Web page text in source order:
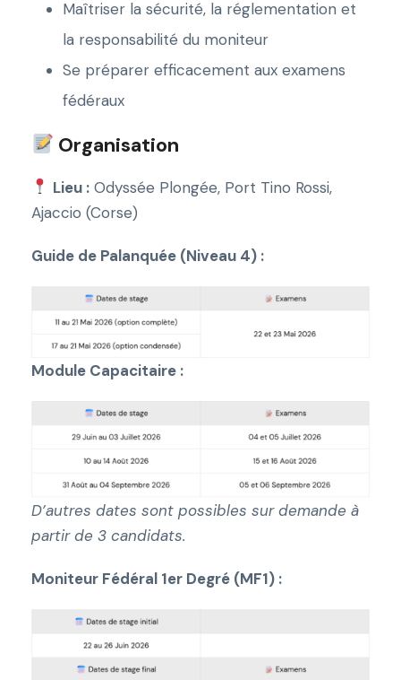
Maîtriser la sécurité, la réglementation et
la responsabilité du moniteur
Se préparer efficacement aux examens
fédéraux
Organisation
Lieu : Odyssée Plongée, Port Tino Rossi,
Ajaccio (Corse)
Guide de Palanquée (Niveau 4) :
Module Capacitaire :
D’autres dates sont possibles sur demande à
partir de 3 candidats.
Moniteur Fédéral 1er Degré (MF1) :